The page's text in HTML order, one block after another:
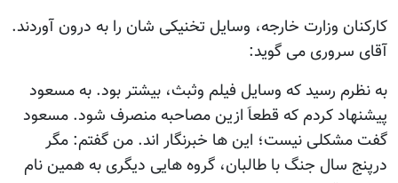
کارکنان وزارت خارجه، وسایل تخنیکی شان را به درون آوردند.
آقای سروری می گوید:
به نظرم رسید که وسایل فیلم وثبث، بیشتر بود. به مسعود
پیشنهاد کردم که قطعاَ ازین مصاحبه منصرف شود. مسعود
گفت مشکلی نیست؛ این ها خبرنگار اند. من گفتم: مگر
درپنج سال جنگ با طالبان، گروه هایی دیگری به همین نام